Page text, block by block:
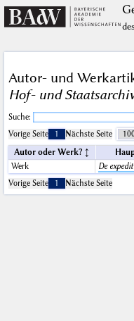
Autor- und
Hof- und
Suche:
Vorige Seite
1 Nächste Seite
Autor oder Werk?
Werk
De
Vorige Seite
1 Nächste Seite